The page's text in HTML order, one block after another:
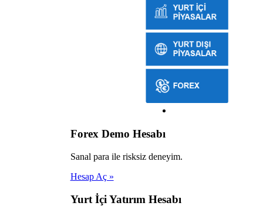
Forex Demo Hesabı
Sanal para ile risksiz deneyim.
Hesap Aç »
Yurt İçi Yatırım Hesabı